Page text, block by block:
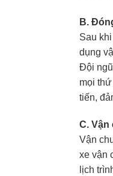
B.
Sau
dụng
Đội
mọi
tiến,
C. Vận
Vận
xe vận
lịch